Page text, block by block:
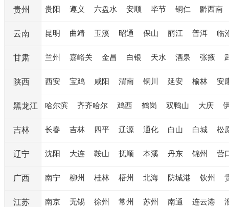
贵州 贵阳 遵义 六盘水 安顺 毕节 铜仁 黔西南
云南 昆明 曲靖 玉溪 昭通 保山 丽江 普洱 临
甘肃 兰州 嘉峪关 金昌 白银 天水 酒泉 张掖
陕西 西安 宝鸡 咸阳 渭南 铜川 延安 榆林 安
黑龙江 哈尔滨 齐齐哈尔 鸡西 鹤岗 双鸭山 大庆
吉林 长春 吉林 四平 辽源 通化 白山 白城 松
辽宁 沈阳 大连 鞍山 抚顺 本溪 丹东 锦州 营
广西 南宁 柳州 桂林 梧州 北海 防城港 钦州
江苏 南京 无锡 徐州 常州 苏州 南通 连云港